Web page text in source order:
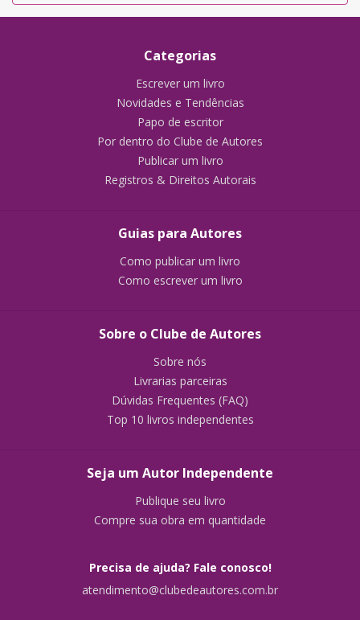
Categorias
Escrever um livro
Novidades e Tendências
Papo de escritor
Por dentro do Clube de Autores
Publicar um livro
Registros & Direitos Autorais
Guias para Autores
Como publicar um livro
Como escrever um livro
Sobre o Clube de Autores
Sobre nós
Livrarias parceiras
Dúvidas Frequentes (FAQ)
Top 10 livros independentes
Seja um Autor Independente
Publique seu livro
Compre sua obra em quantidade
Precisa de ajuda? Fale conosco!
atendimento@clubedeautores.com.br